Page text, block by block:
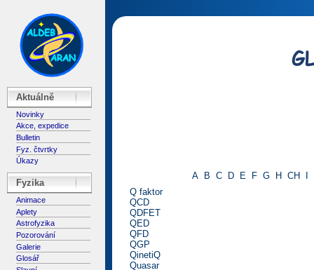
Aktuálně
Novinky
Akce, expedice
Bulletin
Fyz. čtvrtky
Úkazy
Fyzika
Animace
Aplety
Astrofyzika
Pozorování
Galerie
Glosář
A B C D E F G H CH
Q faktor
QCD
QDFET
QED
QFD
QGP
QinetiQ
Quasar